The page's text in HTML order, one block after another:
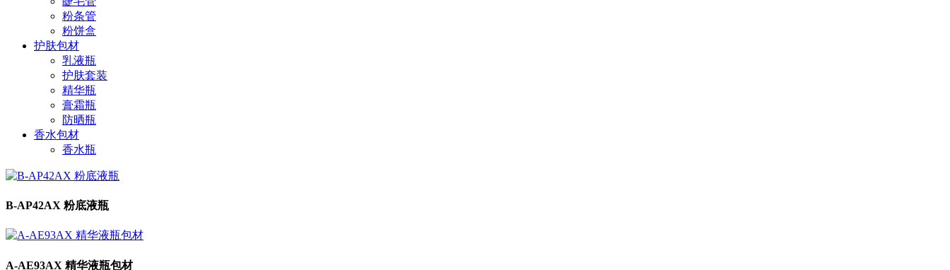
粉条管
粉饼盒
护肤包材
乳液瓶
护肤套装
精华瓶
膏霜瓶
防晒瓶
香水包材
香水瓶
B-AP42AX 粉底液瓶
A-AE93AX 精华液瓶包材